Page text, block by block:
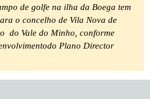
de golfe na ilha da Boega tem
o concelho de Vila Nova de
do Vale do Minho, conforme
Plano Director